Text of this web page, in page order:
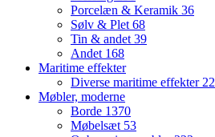
Porcelæn & Keramik 36
Sølv & Plet 68
Tin & andet 39
Andet 168
Maritime effekter
Diverse maritime effekter 22
Møbler, moderne
Borde 1370
Møbelsæt 53